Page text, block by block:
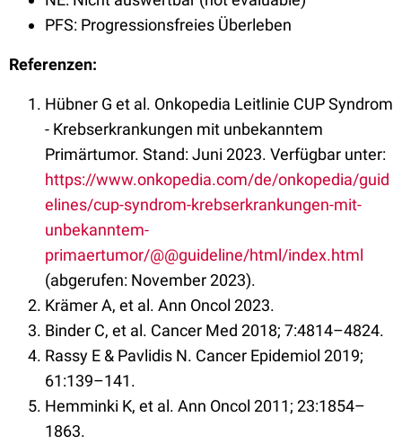
PFS: Progressionsfreies Überleben
Referenzen:
Hübner G et al. Onkopedia Leitlinie CUP Syndrom
- Krebserkrankungen mit unbekanntem
Primärtumor. Stand: Juni 2023. Verfügbar unter:
https://www.onkopedia.com/de/onkopedia/guid
elines/cup-syndrom-krebserkrankungen-mit-
unbekanntem-
primaertumor/@@guideline/html/index.html
(abgerufen: November 2023).
Krämer A, et al. Ann Oncol 2023.
Binder C, et al. Cancer Med 2018; 7:4814–4824.
Rassy E & Pavlidis N. Cancer Epidemiol 2019;
61:139–141.
Hemminki K, et al. Ann Oncol 2011; 23:1854–
1863.